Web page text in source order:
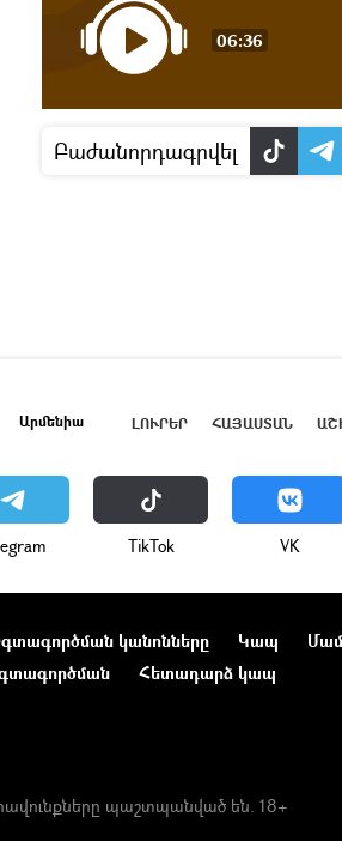
06:36
Բաժանորդագրվել
Արմենիա ԼՈՒՐԵՐ ՀԱՅԱՍՏԱՆ
ТikТоk VK
կանոնները Կապ
Հետադարձ կապ
պաշտպանված են. 18+